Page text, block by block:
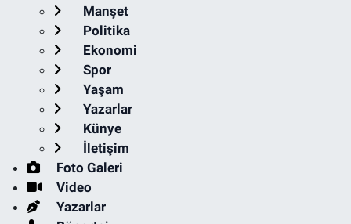
Manşet
Politika
Ekonomi
Spor
Yaşam
Yazarlar
Künye
İletişim
Foto Galeri
Video
Yazarlar